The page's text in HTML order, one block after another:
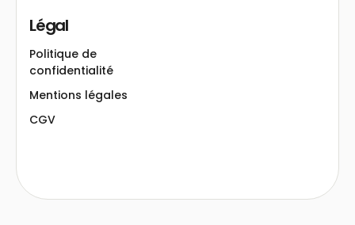
ses cookies !
Légal
Politique de
confidentialité
Mentions légales
CGV